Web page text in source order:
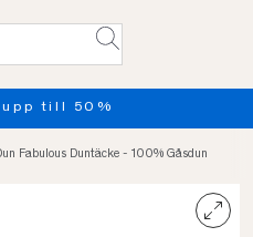
Fabulous Duntäcke - 100% Gåsdun